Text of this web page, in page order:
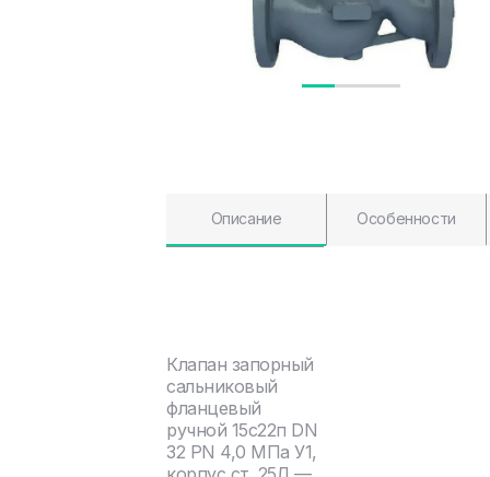
Описание Особенности
Клапан запорный
сальниковый
фланцевый
ручной 15с22п DN
32 PN 4,0 МПа У1,